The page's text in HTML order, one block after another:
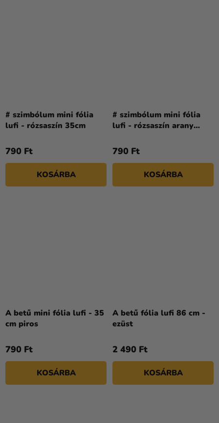
# szimbólum mini fólia
lufi - rózsaszín 35cm
790 Ft
KOSÁRBA
# szimbólum mini fólia
lufi - rózsaszín arany
790 Ft
KOSÁRBA
A betű mini fólia lufi - 35
cm piros
790 Ft
KOSÁRBA
A betű fólia lufi 86 cm -
ezüst
2 490 Ft
KOSÁRBA